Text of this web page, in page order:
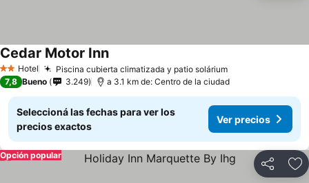
2 Estrellas
Hotel Piscina cubierta climatizada y patio solárium
Cedar Motor Inn
7,8 Bueno 3.249 a 3.1 km de: Centro de la ciudad
Seleccioná las fechas para ver los
precios exactos
Ver precios
Compartir
Opción popular